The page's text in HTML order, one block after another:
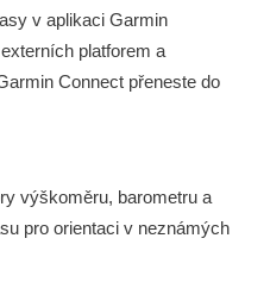
v aplikaci Garmin
platforem a
Connect přeneste do
výškoměru, barometru a
pro orientaci v neznámých